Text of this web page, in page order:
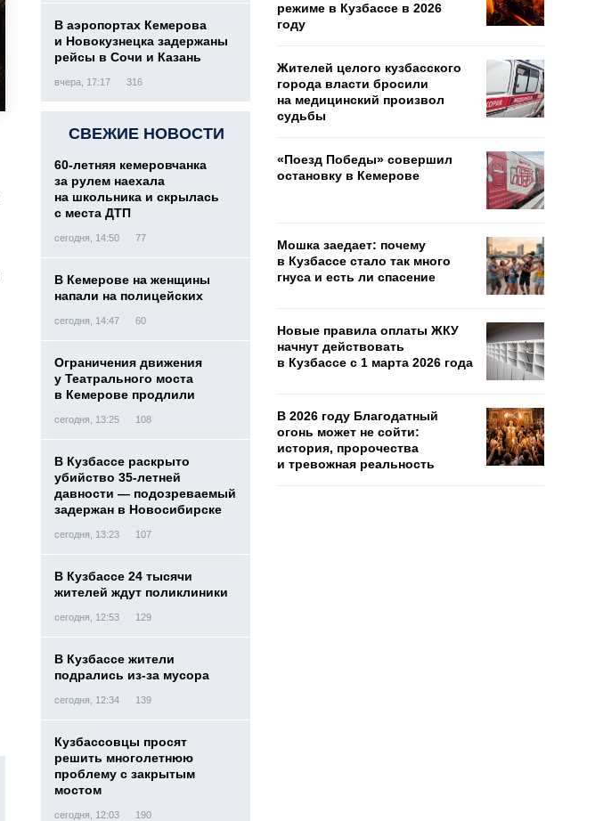
В аэропортах Кемерова
и Новокузнецка задержаны
рейсы в Сочи и Казань
вчера, 17:17 316
СВЕЖИЕ НОВОСТИ
60-летняя кемеровчанка
за рулем наехала
на школьника и скрылась
с места ДТП
сегодня, 14:50 77
В Кемерове на женщины
напали на полицейских
сегодня, 14:47 60
Ограничения движения
у Театрального моста
в Кемерове продлили
сегодня, 13:25 108
В Кузбассе раскрыто
убийство 35-летней
давности — подозреваемый
задержан в Новосибирске
сегодня, 13:23 107
В Кузбассе 24 тысячи
жителей ждут поликлиники
сегодня, 12:53 129
В Кузбассе жители
подрались из-за мусора
сегодня, 12:34 139
Кузбассовцы просят
решить многолетнюю
проблему с закрытым
мостом
сегодня, 12:03 190
режиме в Кузбассе в 2026
году
Жителей целого кузбасского
города власти бросили
на медицинский произвол
судьбы
«Поезд Победы» совершил
остановку в Кемерове
Мошка заедает: почему
в Кузбассе стало так много
гнуса и есть ли спасение
Новые правила оплаты ЖКУ
начнут действовать
в Кузбассе с 1 марта 2026 года
В 2026 году Благодатный
огонь может не сойти:
история, пророчества
и тревожная реальность